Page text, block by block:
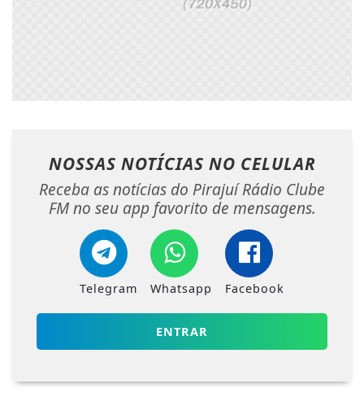
NOSSAS NOTÍCIAS NO CELULAR
Receba as notícias do Pirajuí Rádio Clube
FM no seu app favorito de mensagens.
Telegram Whatsapp Facebook
ENTRAR